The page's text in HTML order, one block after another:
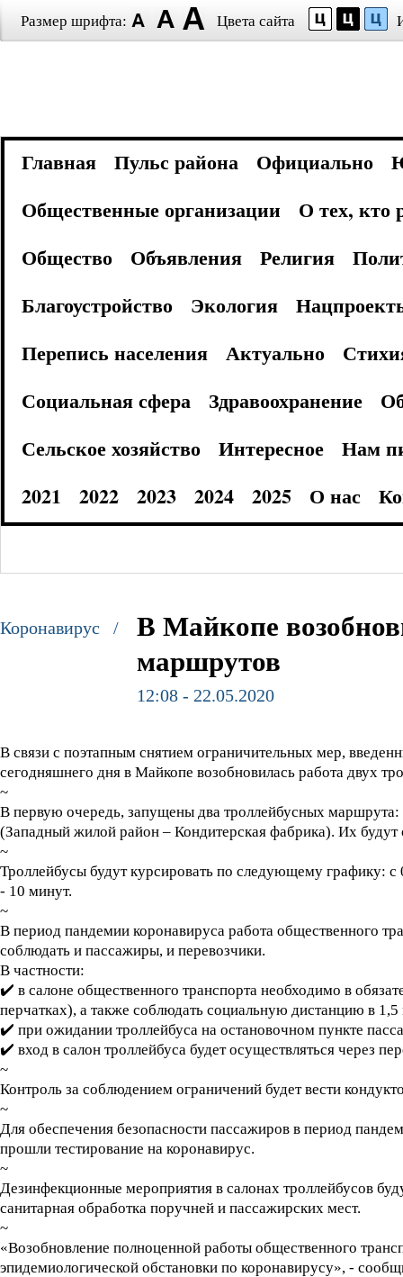
Размер шрифта: Цвета сайта
Главная Пульс района Официально
Общественные организации
О тех, кто
Общество
Объявления Религия
Благоустройство
Экология
Перепись населения
Актуально
Социальная сфера
Здравоохранение
Сельское хозяйство
Интересное
Нам
2021
2022 2023 2024 2025 О нас
Коронавирус /
В Майкопе
маршрутов
12:08 - 22.05.2020
В связи с поэтапным снятием ограничительных мер,
сегодняшнего дня в Майкопе возобновилась работа двух
~
В первую очередь, запущены два троллейбусных
(Западный жилой район – Кондитерская фабрика). Их будут
~
Троллейбусы будут курсировать по следующему графику:
- 10 минут.
~
В период пандемии коронавируса работа общественного
соблюдать и пассажиры, и перевозчики.
В частности:
✔️ в салоне общественного транспорта необходимо в
перчатках), а также соблюдать социальную дистанцию в
✔️ при ожидании троллейбуса на остановочном пункте
✔️ вход в салон троллейбуса будет осуществляться через
~
Контроль за соблюдением ограничений будет вести
~
Для обеспечения безопасности пассажиров в период
прошли тестирование на коронавирус.
~
Дезинфекционные мероприятия в салонах троллейбусов
санитарная обработка поручней и пассажирских мест.
~
«Возобновление полноценной работы общественного
эпидемиологической обстановки по коронавирусу», -